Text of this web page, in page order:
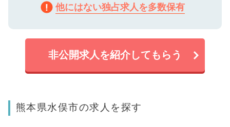
他にはない独占求人を多数保有
非公開求人を紹介してもらう
熊本県水俣市の求人を探す